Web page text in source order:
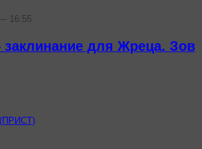
16:55
для Жреца. Зов